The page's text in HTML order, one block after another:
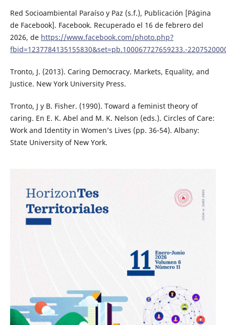
Red Socioambiental Paraíso y Paz (s.f.), Publicación [Página
de Facebook]. Facebook. Recuperado el 16 de febrero del
2026, de https://www.facebook.com/photo.php?
fbid=1237784135155830&set=pb.100067727659233.-
Tronto, J. (2013). Caring Democracy. Markets, Equality, and
Justice. New York University Press.
Tronto, J y B. Fisher. (1990). Toward a feminist theory of
caring. En E. K. Abel and M. K. Nelson (eds.). Circles of Care:
Work and Identity in Women’s Lives (pp. 36-54). Albany:
State University of New York.